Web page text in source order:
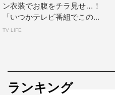
ン衣装でお腹をチラ見せ…！
「いつかテレビ番組でこの...
TV LIFE
ランキング